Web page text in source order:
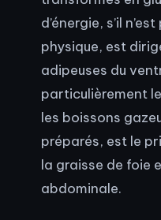
d’énergie, s’il
physique, est
adipeuses du
particulièrement
les boissons
préparés, est le
la graisse de foie
abdominale.